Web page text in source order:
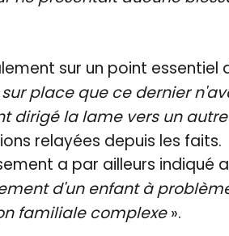
sur un point essentiel
place que ce dernier
dirigé la lame vers un
relayées depuis les faits.
a par ailleurs indiqué
d'un enfant à
familiale complexe».